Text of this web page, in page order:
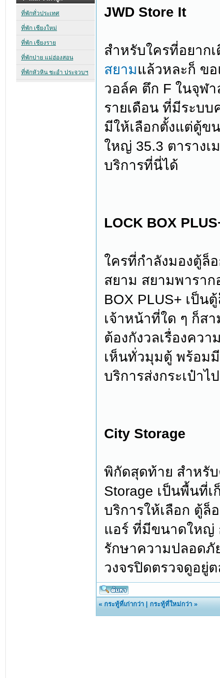
JWD Store It
สำหรับใครที่อยาก
สยามแล้วหละก็ ข
วอล์ค ตึก F ในจุฬ
รายเดือน ที่มีระบ
มีให้เลือกตั้งแต่ตู้ข
ใหญ่ 35.3 ตาราง
บริการที่นี่ได้
LOCK BOX
ใครที่กำลังมองตู้ล็
สยาม สยามพารา
BOX PLUS+ เป็น
เจ้าหน้าที่ใด ๆ ก็ส
ต้องกังวลเรื่องคว
เห็นทั่วมุมตู้ พร้อม
บริการส่งกระเป๋า
City Storage
พิกัดสุดท้าย สำหรับ
Storage เป็นพื้นที่
บริการให้เลือก ตู้ล็
แอร์ ที่มีขนาดใหญ่
รักษาความปลอดภั
วงจรปิดตรวจดูอยู่
«กระทู้ที่เก่ากว่า |กระทู้ที่ใหม่กว่า »